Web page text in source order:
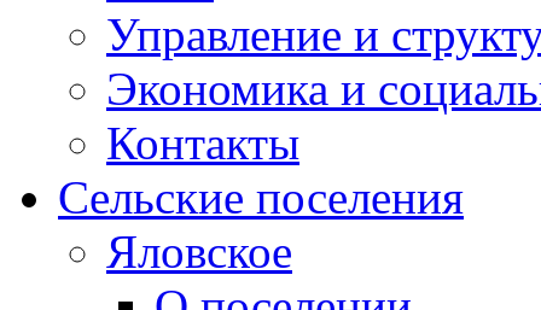
Управление и
Экономика и
Контакты
Сельские поселения
Яловское